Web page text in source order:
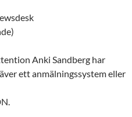
Anki Sandberg har
ett anmälningssystem eller